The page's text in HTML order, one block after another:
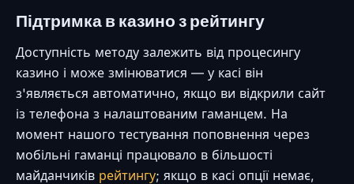
Підтримка в казино з рейтингу
Доступність методу залежить від процесингу
казино і може змінюватися — у касі він
з'являється автоматично, якщо ви відкрили сайт
із телефона з налаштованим гаманцем. На
момент нашого тестування поповнення через
мобільні гаманці працювало в більшості
майданчиків рейтингу; якщо в касі опції немає,